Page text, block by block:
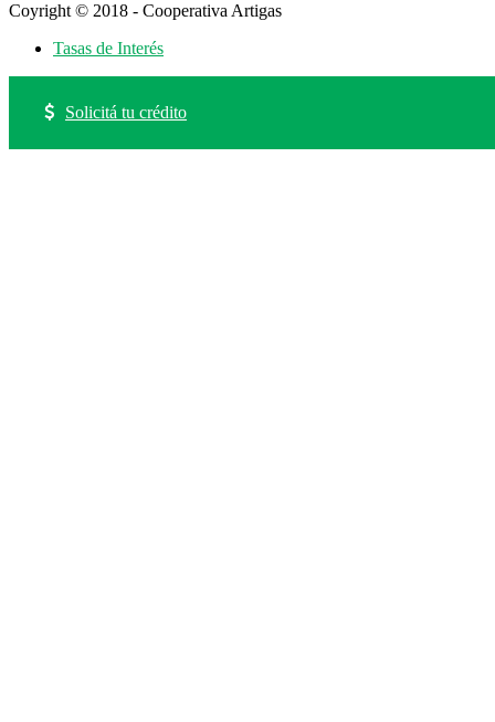
Coyright © 2018 - Cooperativa Artigas
Tasas de Interés
Solicitá tu crédito